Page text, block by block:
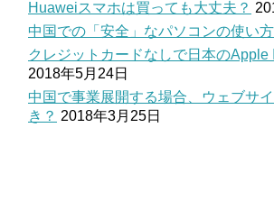
Huaweiスマホは買っても大丈夫？
中国での「安全」なパソコンの使い方
クレジットカードなしで日本のApple
2018年5月24日
中国で事業展開する場合、ウェブサ
き？ 2018年3月25日